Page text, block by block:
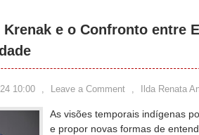
e o Confronto entre
10:00 , Leave a Comment , Ilda Renata
As visões temporais indígenas
e propor novas formas de